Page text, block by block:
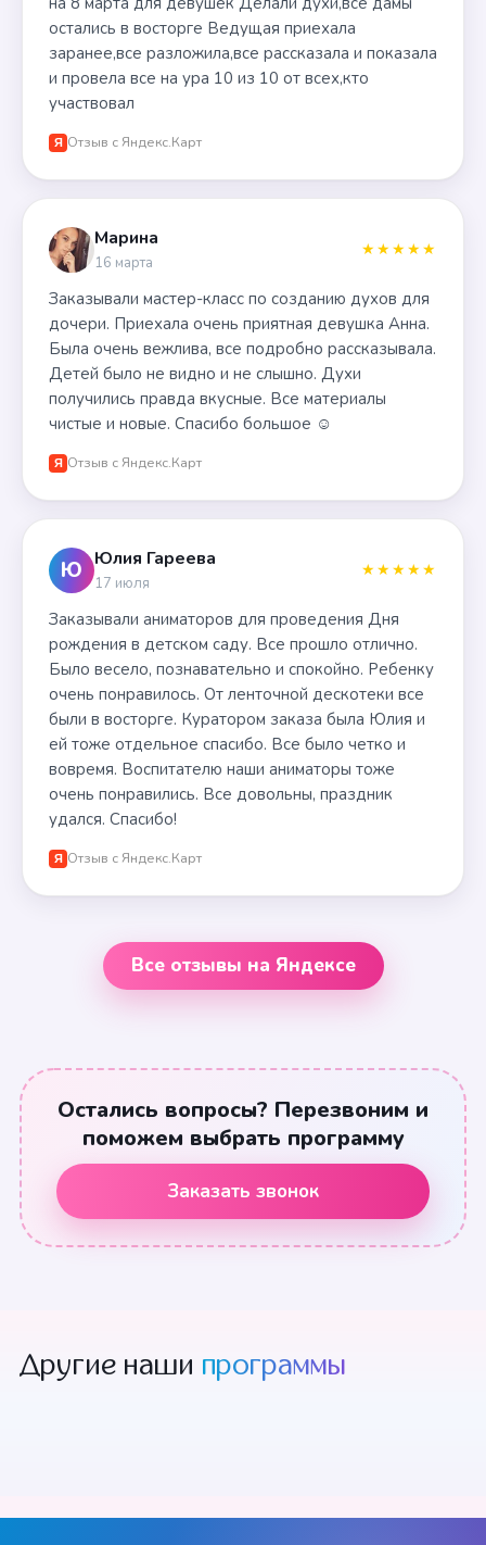
остались в восторге Ведущая приехала
заранее,все разложила,все рассказала и показала
и провела все на ура 10 из 10 от всех,кто
участвовал
Я Отзыв с Яндекс.Карт
Марина
16 марта
★★★★★
Заказывали мастер-класс по созданию духов для
дочери. Приехала очень приятная девушка Анна.
Была очень вежлива, все подробно рассказывала.
Детей было не видно и не слышно. Духи
получились правда вкусные. Все материалы
чистые и новые. Спасибо большое ☺️
Я Отзыв с Яндекс.Карт
Ю Юлия Гареева
17 июля
★★★★★
Заказывали аниматоров для проведения Дня
рождения в детском саду. Все прошло отлично.
Было весело, познавательно и спокойно. Ребенку
очень понравилось. От ленточной дескотеки все
были в восторге. Куратором заказа была Юлия и
ей тоже отдельное спасибо. Все было четко и
вовремя. Воспитателю наши аниматоры тоже
очень понравились. Все довольны, праздник
удался. Спасибо!
Я Отзыв с Яндекс.Карт
Все отзывы на Яндексе
Остались вопросы? Перезвоним и
поможем выбрать программу
Заказать звонок
Другие наши программы
от 8 000 р
фотобудка
Пиньята Candy Bar